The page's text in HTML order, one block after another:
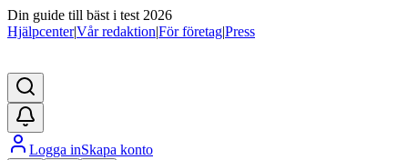
Din guide till bäst i test 2026
Hjälpcenter|Vår redaktion|För företag|Press
Logga inSkapa konto